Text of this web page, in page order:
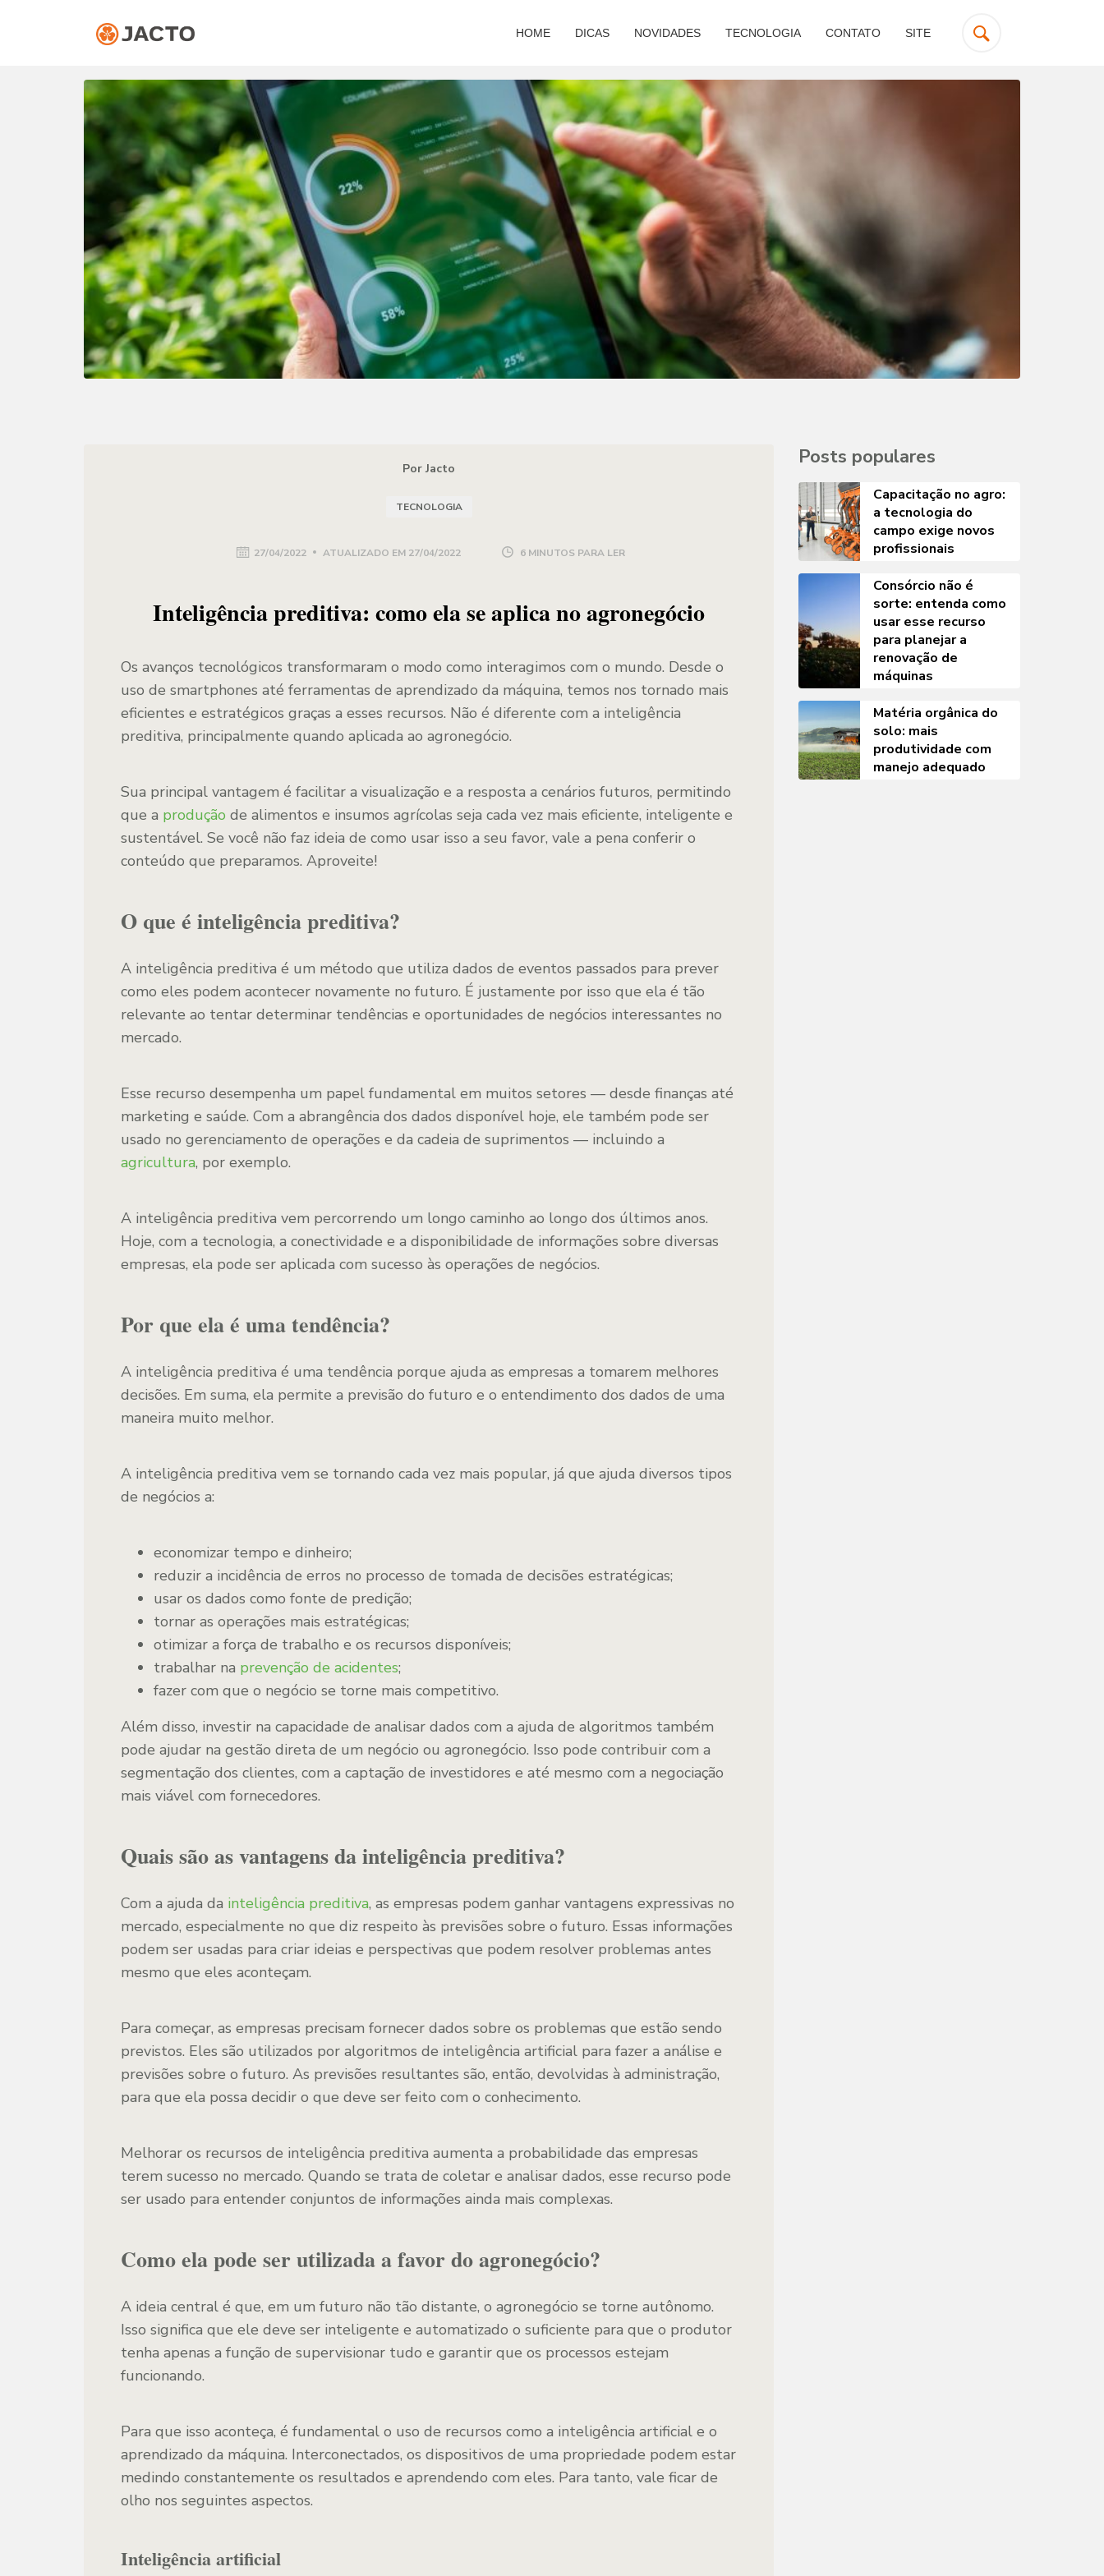
HOME DICAS NOVIDADES TECNOLOGIA CONTATO SITE
Por Jacto
TECNOLOGIA
27/04/2022 ATUALIZADO EM 27/04/2022 6 MINUTOS PARA LER
Inteligência preditiva: como ela se aplica no agronegócio
Os avanços tecnológicos transformaram o modo como interagimos com o mundo. Desde o
uso de smartphones até ferramentas de aprendizado da máquina, temos nos tornado mais
eficientes e estratégicos graças a esses recursos. Não é diferente com a inteligência
preditiva, principalmente quando aplicada ao agronegócio.
Sua principal vantagem é facilitar a visualização e a resposta a cenários futuros, permitindo
que a produção de alimentos e insumos agrícolas seja cada vez mais eficiente, inteligente e
sustentável. Se você não faz ideia de como usar isso a seu favor, vale a pena conferir o
conteúdo que preparamos. Aproveite!
O que é inteligência preditiva?
A inteligência preditiva é um método que utiliza dados de eventos passados para prever
como eles podem acontecer novamente no futuro. É justamente por isso que ela é tão
relevante ao tentar determinar tendências e oportunidades de negócios interessantes no
mercado.
Esse recurso desempenha um papel fundamental em muitos setores — desde finanças até
marketing e saúde. Com a abrangência dos dados disponível hoje, ele também pode ser
usado no gerenciamento de operações e da cadeia de suprimentos — incluindo a
agricultura, por exemplo.
A inteligência preditiva vem percorrendo um longo caminho ao longo dos últimos anos.
Hoje, com a tecnologia, a conectividade e a disponibilidade de informações sobre diversas
empresas, ela pode ser aplicada com sucesso às operações de negócios.
Por que ela é uma tendência?
A inteligência preditiva é uma tendência porque ajuda as empresas a tomarem melhores
decisões. Em suma, ela permite a previsão do futuro e o entendimento dos dados de uma
maneira muito melhor.
A inteligência preditiva vem se tornando cada vez mais popular, já que ajuda diversos tipos
de negócios a:
economizar tempo e dinheiro;
reduzir a incidência de erros no processo de tomada de decisões estratégicas;
usar os dados como fonte de predição;
tornar as operações mais estratégicas;
otimizar a força de trabalho e os recursos disponíveis;
trabalhar na prevenção de acidentes;
fazer com que o negócio se torne mais competitivo.
Além disso, investir na capacidade de analisar dados com a ajuda de algoritmos também
pode ajudar na gestão direta de um negócio ou agronegócio. Isso pode contribuir com a
segmentação dos clientes, com a captação de investidores e até mesmo com a negociação
mais viável com fornecedores.
Quais são as vantagens da inteligência preditiva?
Com a ajuda da inteligência preditiva, as empresas podem ganhar vantagens expressivas no
mercado, especialmente no que diz respeito às previsões sobre o futuro. Essas informações
podem ser usadas para criar ideias e perspectivas que podem resolver problemas antes
mesmo que eles aconteçam.
Para começar, as empresas precisam fornecer dados sobre os problemas que estão sendo
previstos. Eles são utilizados por algoritmos de inteligência artificial para fazer a análise e
previsões sobre o futuro. As previsões resultantes são, então, devolvidas à administração,
para que ela possa decidir o que deve ser feito com o conhecimento.
Melhorar os recursos de inteligência preditiva aumenta a probabilidade das empresas
terem sucesso no mercado. Quando se trata de coletar e analisar dados, esse recurso pode
ser usado para entender conjuntos de informações ainda mais complexas.
Como ela pode ser utilizada a favor do agronegócio?
A ideia central é que, em um futuro não tão distante, o agronegócio se torne autônomo.
Isso significa que ele deve ser inteligente e automatizado o suficiente para que o produtor
tenha apenas a função de supervisionar tudo e garantir que os processos estejam
funcionando.
Para que isso aconteça, é fundamental o uso de recursos como a inteligência artificial e o
aprendizado da máquina. Interconectados, os dispositivos de uma propriedade podem estar
medindo constantemente os resultados e aprendendo com eles. Para tanto, vale ficar de
olho nos seguintes aspectos.
Inteligência artificial
Posts populares
Capacitação no agro:
a tecnologia do
campo exige novos
profissionais
Consórcio não é
sorte: entenda como
usar esse recurso
para planejar a
renovação de
máquinas
Matéria orgânica do
solo: mais
produtividade com
manejo adequado